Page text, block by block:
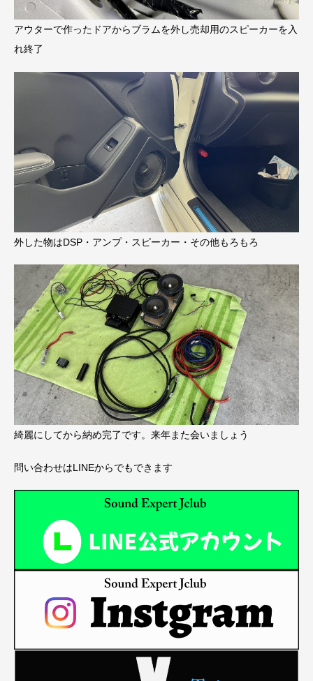
アウターで作ったドアからブラムを外し売却用のスピーカーを入
れ終了
外した物はDSP・アンプ・スピーカー・その他もろもろ
綺麗にしてから納め完了です。来年また会いましょう
問い合わせはLINEからでもできます